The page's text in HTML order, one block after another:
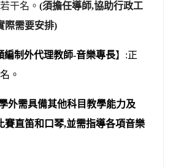
干名。 (須擔任導師,協助行政工
際需要安排)
編制外代理教師-音樂專長】:正
。
外需具備其他科目教學能力及
賽直笛和口琴,並需指導各項音樂